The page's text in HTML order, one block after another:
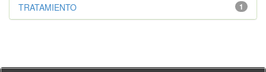
1
TRATAMIENTO